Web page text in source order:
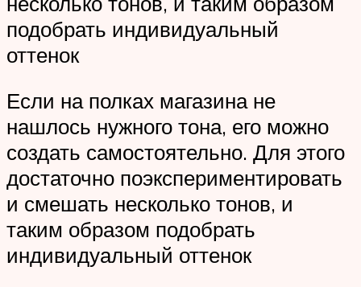
подобрать индивидуальный
оттенок
Если на полках магазина не
нашлось нужного тона, его можно
создать самостоятельно. Для этого
достаточно поэкспериментировать
и смешать несколько тонов, и
таким образом подобрать
индивидуальный оттенок